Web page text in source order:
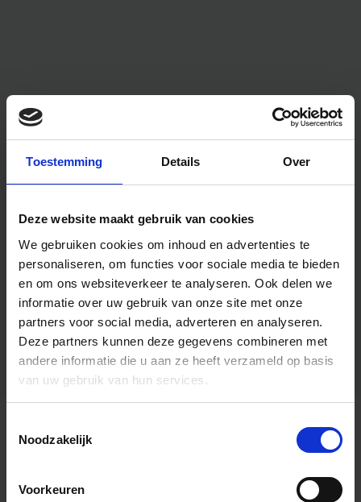
Toestemming Details Over
Deze website maakt gebruik van cookies
We gebruiken cookies om inhoud en advertenties te
personaliseren, om functies voor sociale media te bieden
en om ons websiteverkeer te analyseren. Ook delen we
informatie over uw gebruik van onze site met onze
partners voor social media, adverteren en analyseren.
Deze partners kunnen deze gegevens combineren met
andere informatie die u aan ze heeft verzameld op basis
van uw gebruik van hun services.
Noodzakelijk
Voorkeuren
Algemene informatie